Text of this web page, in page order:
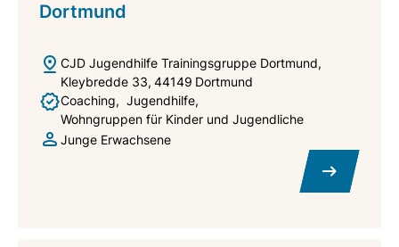
Dortmund
CJD Jugendhilfe Trainingsgruppe Dortmund
Kleybredde 33 44149 Dortmund
Coaching
Jugendhilfe
Wohngruppen für Kinder und Jugendliche
Junge Erwachsene